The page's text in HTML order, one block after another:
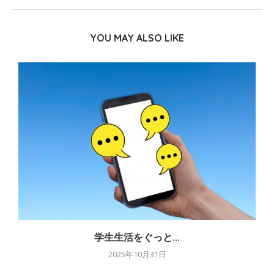
YOU MAY ALSO LIKE
学生生活をぐっと...
2025年10月31日